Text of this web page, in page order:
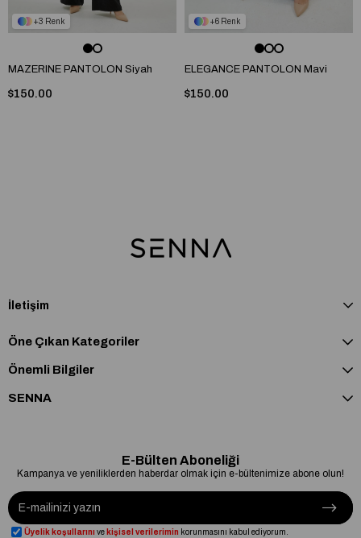
3
MAZERINE PANTOLON Siyah
$150.00
6
ELEGANCE PANTOLON Mavi
$150.00
İletişim
Öne Çıkan Kategoriler
Önemli Bilgiler
SENNA
E-Bülten Aboneliği
Kampanya ve yeniliklerden haberdar olmak için e-bültenimize abone olun!
Üyelik koşullarını ve kişisel verilerimin korunmasını kabul ediyorum.